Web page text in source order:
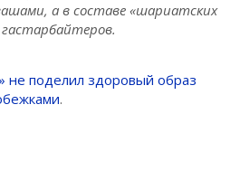
а в составе «шариатских
не поделил здоровый образ
.